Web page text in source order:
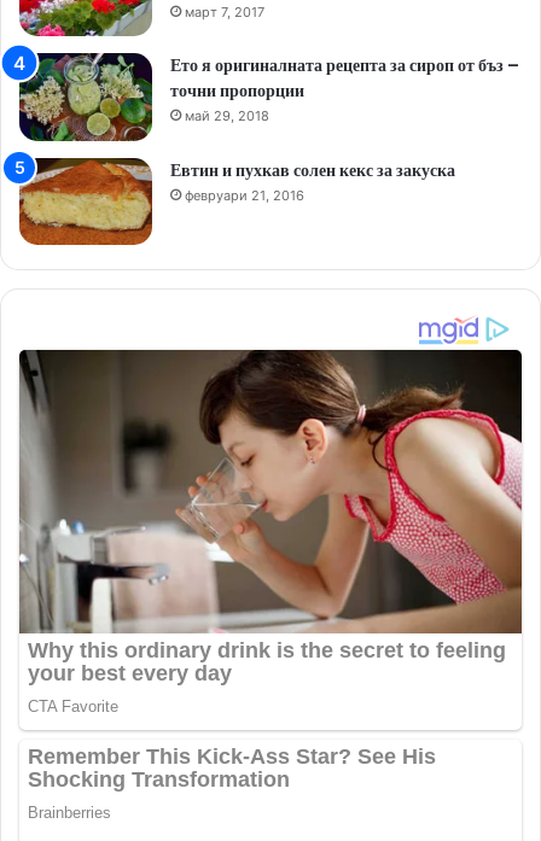
март 7, 2017
Ето я оригиналната рецепта за сироп от бъз –
точни пропорции
май 29, 2018
Евтин и пухкав солен кекс за закуска
февруари 21, 2016